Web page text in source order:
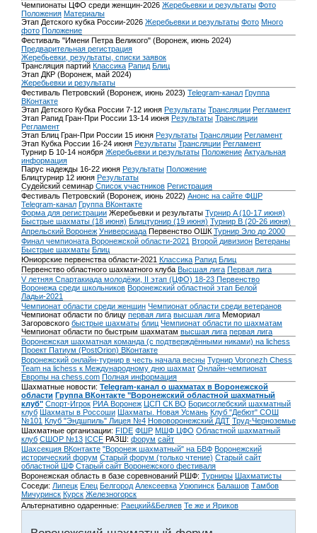
Чемпионаты ЦФО среди женщин-2026 Жеребьевки и результаты Фото
Положения Материалы
Этап Детского кубка России-2026 Жеребьевки и результаты Фото Много
фото Положение
Фестиваль "Имени Петра Великого" (Воронеж, июнь 2024)
Предварительная регистрация
Жеребьевки, результаты, списки заявок
Трансляция партий Классика Рапид Блиц
Этап ДКР (Воронеж, май 2024)
Жеребьевки и результаты
Фестиваль Петровский (Воронеж, июнь 2023) Telegram-канал Группа
ВКонтакте
Этап Детского Кубка России 7-12 июня Результаты Трансляции Регламент
Этап Рапид Гран-При России 13-14 июня Результаты Трансляции
Регламент
Этап Блиц Гран-При России 15 июня Результаты Трансляции Регламент
Этап Кубка России 16-24 июня Результаты Трансляции Регламент
Турнир Б 10-14 ноября Жеребьевки и результаты Положение Актуальная
информация
Парус надежды 16-22 июня Результаты Положение
Блицтурнир 12 июня Результаты
Судейский семинар Список участников Регистрация
Фестиваль Петровский (Воронеж, июнь 2022) Анонс на сайте ФШР
Telegram-канал Группа ВКонтакте
Форма для регистрации Жеребьевки и результаты Турнир A (10-17 июня)
Быстрые шахматы (18 июня) Блицтурнир (19 июня) Турнир B (20-26 июня)
Апрельский Воронеж Универсиада Первенство ОШК Турнир Эло до 2000
Финал чемпионата Воронежской области-2021 Второй дивизион Ветераны
Быстрые шахматы Блиц
Юниорские первенства области-2021 Классика Рапид Блиц
Первенство областного шахматного клуба Высшая лига Первая лига
V летняя Спартакиада молодёжи, II этап (ЦФО) 18-23 Первенство
Воронежа среди школьников Воронежский областной этап Белой
Ладьи-2021
Чемпионат области среди женщин Чемпионат области среди ветеранов
Чемпионат области по блицу первая лига высшая лига Мемориал
Загоровского быстрые шахматы блиц Чемпионат области по шахматам
Чемпионат области по быстрым шахматам высшая лига первая лига
Воронежская шахматная команда (с подтверждёнными никами) на lichess
Проект Патиум (PostOrion) ВКонтакте
Воронежский онлайн-турнир в честь начала весны Турнир Voronezh Chess
Team на lichess к Международному дню шахмат Онлайн-чемпионат
Европы на chess.com Полная информация
Шахматные новости: Telegram-канал о шахматах в Воронежской
области Группа ВКонтакте "Воронежский областной шахматный
клуб" Спорт-Игрок РИА Воронеж ЦСП СК ВО Борисоглебский шахматный
клуб Шахматы в Россоши Шахматы. Новая Усмань Клуб "Дебют" СОШ
№101 Клуб "Эндшпиль" Лицея №4 Нововоронежский ДДТ Труд-Черноземье
Шахматные организации: FIDE ФШР МШФ ЦФО Областной шахматный
клуб СШОР №13 ICCF РАЗШ: форум сайт
Шахсекция ВКонтакте "Воронеж шахматный" на БВФ Воронежский
исторический форум Cтарый форум (только чтение) Старый сайт
областной ШФ Старый сайт Воронежского фестиваля
Воронежская область в базе соревнований РШФ: Турниры Шахматисты
Соседи: Липецк Елец Белгород Алексеевка Урюпинск Балашов Тамбов
Мичуринск Курск Железногорск
Альтернативно одаренные: Раецкий&Беляев Те же и Яриков